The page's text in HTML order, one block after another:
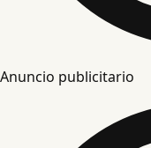
Anuncio publicitario